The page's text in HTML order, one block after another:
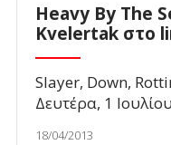
Heavy By The
Kvelertak στο
Slayer, Down,
Δευτέρα, 1
18/04/2013